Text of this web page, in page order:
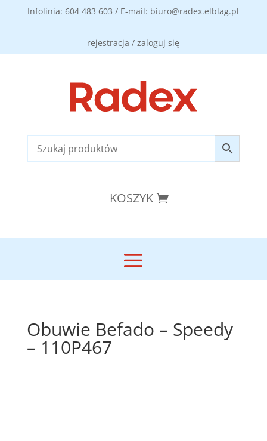
Infolinia: 604 483 603 / E-mail: biuro@radex.elblag.pl
rejestracja / zaloguj się
KOSZYK
Obuwie Befado – Speedy
– 110P467